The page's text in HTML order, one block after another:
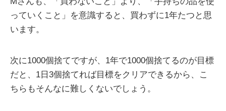
っていくこと」を意識すると、買わずに1年たつと思
います。
次に1000個捨てですが、1年で1000個捨てるのが目標
だと、1日3個捨てれば目標をクリアできるから、こ
ちらもそんなに難しくないでしょう。